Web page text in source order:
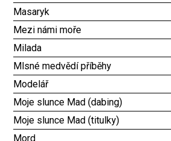
Masaryk
Mezi námi moře
Milada
Mlsné medvědí příběhy
Modelář
Moje slunce Mad (dabing)
Moje slunce Mad (titulky)
Mord